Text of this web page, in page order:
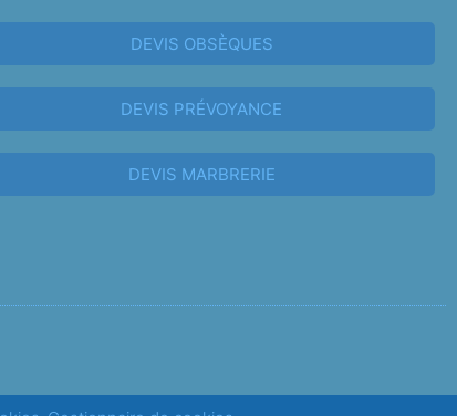
DEVIS OBSÈQUES
DEVIS PRÉVOYANCE
DEVIS MARBRERIE